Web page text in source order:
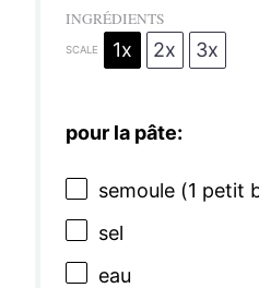
INGRÉDIENTS
SCALE 1x 2x 3x
pour la pâte:
semoule (1 petit
sel
eau